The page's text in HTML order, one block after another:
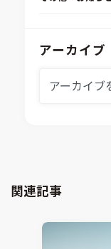
システムシミュ
CAD連携・CAE
MBDプロセス
modeFRONTIER
Ansys SCADE
Virtual
CONVERGE
IDAJからのお知
アーカイブ
関連記事